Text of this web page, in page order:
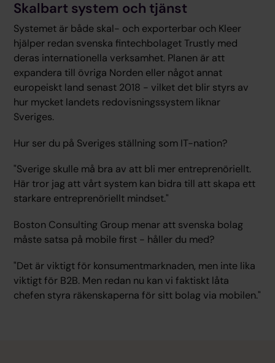
Skalbart system och tjänst
Systemet är både skal- och exporterbar och Kleer
hjälper redan svenska fintechbolaget Trustly med
deras internationella verksamhet. Planen är att
expandera till övriga Norden eller något annat
europeiskt land senast 2018 - vilket det blir styrs av
hur mycket landets redovisningssystem liknar
Sveriges.
Hur ser du på Sveriges ställning som IT-nation?
"Sverige skulle må bra av att bli mer entreprenöriellt.
Här tror jag att vårt system kan bidra till att skapa ett
starkare entreprenöriellt mindset."
Boston Consulting Group menar att svenska bolag
måste satsa på mobile first - håller du med?
"Det är viktigt för konsumentmarknaden, men inte lika
viktigt för B2B. Men redan nu kan vi faktiskt låta
chefen styra räkenskaperna för sitt bolag via mobilen."